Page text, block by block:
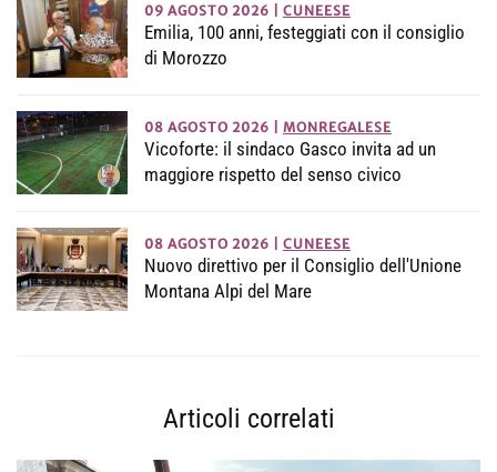
09 AGOSTO 2026 CUNEESE
Emilia, 100 anni, festeggiati con il consiglio
di Morozzo
08 AGOSTO 2026 MONREGALESE
Vicoforte: il sindaco Gasco invita ad un
maggiore rispetto del senso civico
08 AGOSTO 2026 CUNEESE
Nuovo direttivo per il Consiglio dell'Unione
Montana Alpi del Mare
Articoli correlati